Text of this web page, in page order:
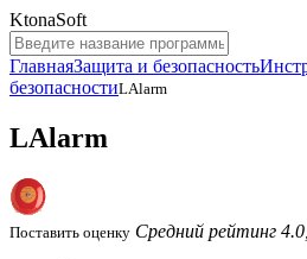
KtonaSoft
ГлавнаяЗащита и безопасность
безопасностиLAlarm
LAlarm
Поставить оценку Средний рейтинг